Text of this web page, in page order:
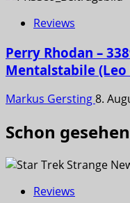
Reviews
Perry Rhodan –
Mentalstabile (Leo
Markus Gersting8.
Schon
Reviews